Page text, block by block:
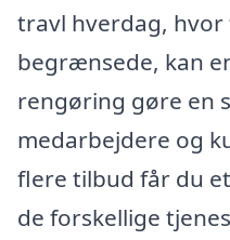
travl hverdag,
begrænsede, kan
rengøring gøre en
medarbejdere og
flere tilbud får du
de forskellige